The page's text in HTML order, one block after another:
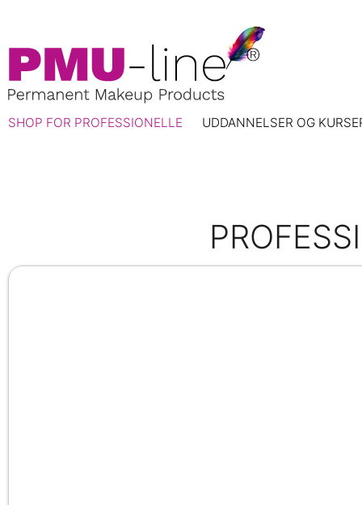
SHOP FOR PROFESSIONELLE UDDANNELSER OG